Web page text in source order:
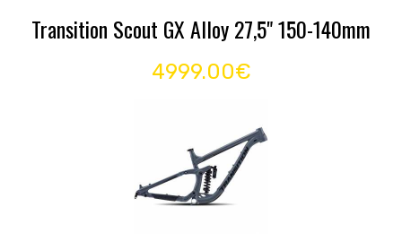
Transition Scout GX Alloy 27,5" 150-140mm
4999.00€